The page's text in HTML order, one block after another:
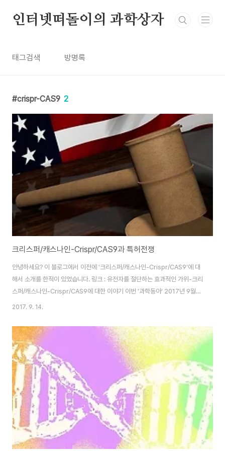
인터넷떠돌이의 과학상자
태그검색 방명록
crispr-CAS9 2
크리스퍼/캐스나인-Crispr/CAS9과 특허전쟁
안녕하세요? 이 블로그에서 이전에 '크리스퍼/캐스나인-Crispr/CAS9'에 대
해서 소개를 한적이 있었습니다. 링크 : 유전자를 절단하는 효과적인 가위-크리
스퍼/캐스나인-Crispr/CAS9에 대한 이야기 이번 '과학동아' 2017년 9월호
에 재미있게도 이 생명공학의 이 기술에 관련된 '특허' 이야기가 올라와 있기에
스퍼로 인한 수익이 연 평균 23억 달러(약 2조 6200억원)에 이를 것으로 전
망을 하였다고 했습니다. 이 때문일까요? '미국 버클리 캘리포니아대(UC 버클
리)'와 MIT와 하버드대가 공동으로 설립한 '브로드 연구소(Broad Institute
of MIT and Harvard)'가 이 크리스퍼/캐스나인 기술에 ..
2017. 9. 14.